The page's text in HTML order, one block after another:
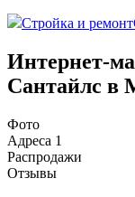
Стройка и ремонт
Интернет-
Сантайлс в
Фото
Адреса 1
Распродажи
Отзывы